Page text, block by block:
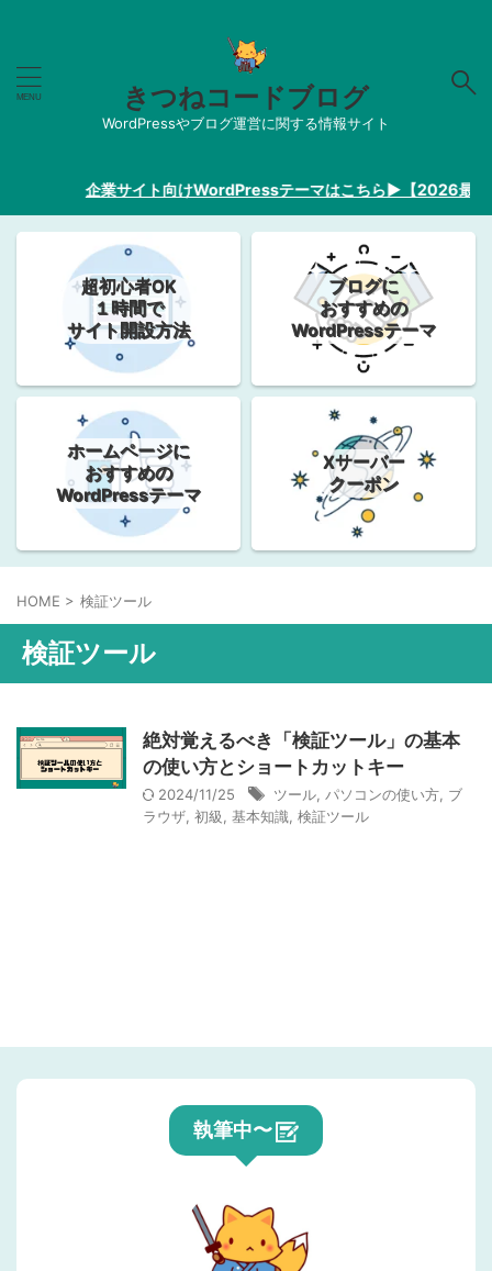
きつねコードブログ
WordPressやブログ運営に関する情報サイト
企業サイト向けWordPressテーマはこちら▶︎【2026最新】
超初心者OK
１時間で
サイト開設方法
ブログに
おすすめの
WordPressテーマ
ホームページに
おすすめの
WordPressテーマ
Xサーバー
クーポン
HOME > 検証ツール
検証ツール
絶対覚えるべき「検証ツール」の基本
の使い方とショートカットキー
2024/11/25 ツール パソコンの使い方 ブ
ラウザ 初級 基本知識 検証ツール
執筆中〜